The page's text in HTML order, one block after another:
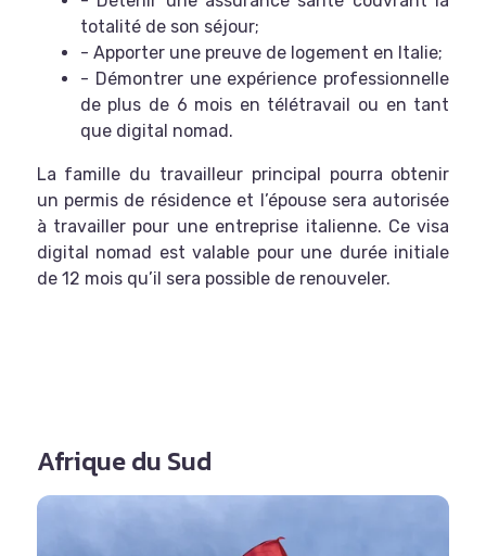
totalité de son séjour;
- Apporter une preuve de logement en Italie;
- Démontrer une expérience professionnelle
de plus de 6 mois en télétravail ou en tant
que digital nomad.
La famille du travailleur principal pourra obtenir
un permis de résidence et l’épouse sera autorisée
à travailler pour une entreprise italienne. Ce visa
digital nomad est valable pour une durée initiale
de 12 mois qu’il sera possible de renouveler.
Afrique du Sud